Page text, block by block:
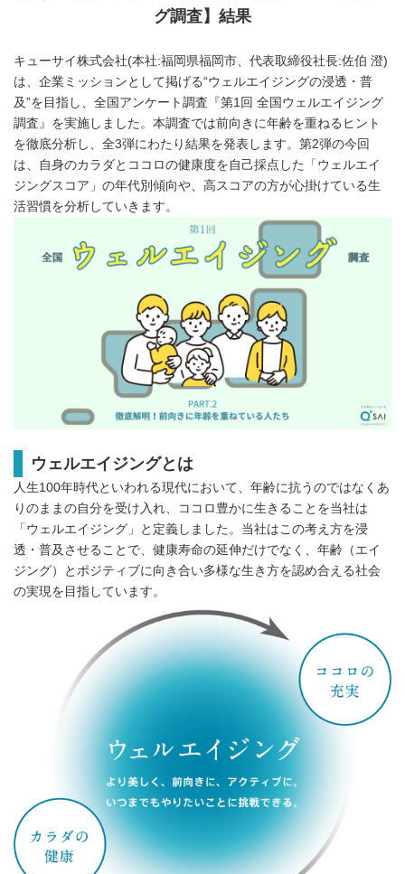
グ調査】結果
キューサイ株式会社(本社:福岡県福岡市、代表取締役社長:佐伯 澄)
は、企業ミッションとして掲げる“ウェルエイジングの浸透・普
及”を目指し、全国アンケート調査『第1回 全国ウェルエイジング
調査』を実施しました。本調査では前向きに年齢を重ねるヒント
を徹底分析し、全3弾にわたり結果を発表します。第2弾の今回
は、自身のカラダとココロの健康度を自己採点した「ウェルエイ
ジングスコア」の年代別傾向や、高スコアの方が心掛けている生
活習慣を分析していきます。
ウェルエイジングとは
人生100年時代といわれる現代において、年齢に抗うのではなくあ
りのままの自分を受け入れ、ココロ豊かに生きることを当社は
「ウェルエイジング」と定義しました。当社はこの考え方を浸
透・普及させることで、健康寿命の延伸だけでなく、年齢（エイ
ジング）とポジティブに向き合い多様な生き方を認め合える社会
の実現を目指しています。